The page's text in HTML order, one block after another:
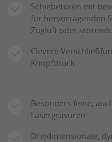
Schiebetüren mit
für hervorragenden
Zugluft oder
Clevere
Knopfdruck
Besonders feine,
Lasergravuren
Dreidimensionale,